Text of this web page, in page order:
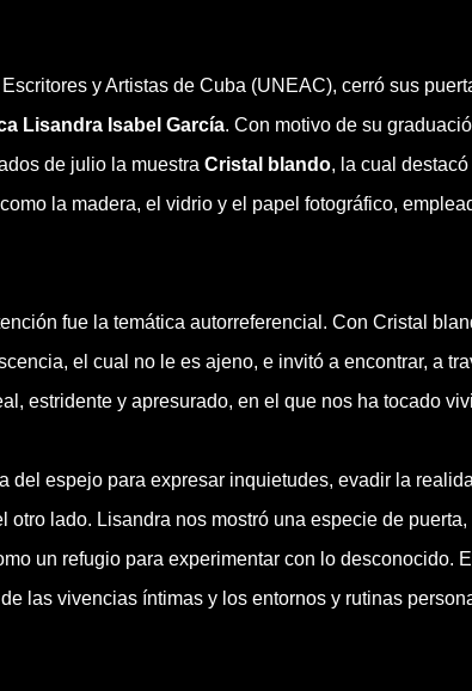
y Artistas de Cuba (UNEAC), cerró sus
Lisandra Isabel García. Con motivo de su
de julio la muestra Cristal blando, la cual destacó
la madera, el vidrio y el papel fotográfico,
fue la temática autorreferencial. Con Cristal
el cual no le es ajeno, e invitó a encontrar, a
estridente y apresurado, en el que nos ha tocado
del espejo para expresar inquietudes, evadir la
lado. Lisandra nos mostró una especie de puerta,
un refugio para experimentar con lo desconocido.
las vivencias íntimas y los entornos y rutinas